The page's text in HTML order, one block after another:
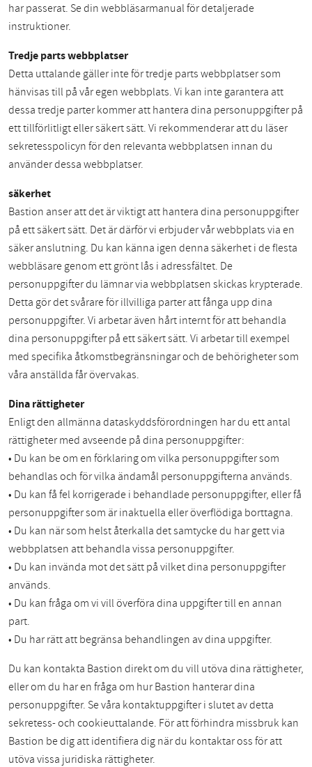
har passerat. Se din webbläsarmanual för detaljerade
instruktioner.
Tredje parts webbplatser
Detta uttalande gäller inte för tredje parts webbplatser som
hänvisas till på vår egen webbplats. Vi kan inte garantera att
dessa tredje parter kommer att hantera dina personuppgifter på
ett tillförlitligt eller säkert sätt. Vi rekommenderar att du läser
sekretesspolicyn för den relevanta webbplatsen innan du
använder dessa webbplatser.
säkerhet
Bastion anser att det är viktigt att hantera dina personuppgifter
på ett säkert sätt. Det är därför vi erbjuder vår webbplats via en
säker anslutning. Du kan känna igen denna säkerhet i de flesta
webbläsare genom ett grönt lås i adressfältet. De
personuppgifter du lämnar via webbplatsen skickas krypterade.
Detta gör det svårare för illvilliga parter att fånga upp dina
personuppgifter. Vi arbetar även hårt internt för att behandla
dina personuppgifter på ett säkert sätt. Vi arbetar till exempel
med specifika åtkomstbegränsningar och de behörigheter som
våra anställda får övervakas.
Dina rättigheter
Enligt den allmänna dataskyddsförordningen har du ett antal
rättigheter med avseende på dina personuppgifter:
• Du kan be om en förklaring om vilka personuppgifter som
behandlas och för vilka ändamål personuppgifterna används.
• Du kan få fel korrigerade i behandlade personuppgifter, eller få
personuppgifter som är inaktuella eller överflödiga borttagna.
• Du kan när som helst återkalla det samtycke du har gett via
webbplatsen att behandla vissa personuppgifter.
• Du kan invända mot det sätt på vilket dina personuppgifter
används.
• Du kan fråga om vi vill överföra dina uppgifter till en annan
part.
• Du har rätt att begränsa behandlingen av dina uppgifter.
Du kan kontakta Bastion direkt om du vill utöva dina rättigheter,
eller om du har en fråga om hur Bastion hanterar dina
personuppgifter. Se våra kontaktuppgifter i slutet av detta
sekretess- och cookieuttalande. För att förhindra missbruk kan
Bastion be dig att identifiera dig när du kontaktar oss för att
utöva vissa juridiska rättigheter.